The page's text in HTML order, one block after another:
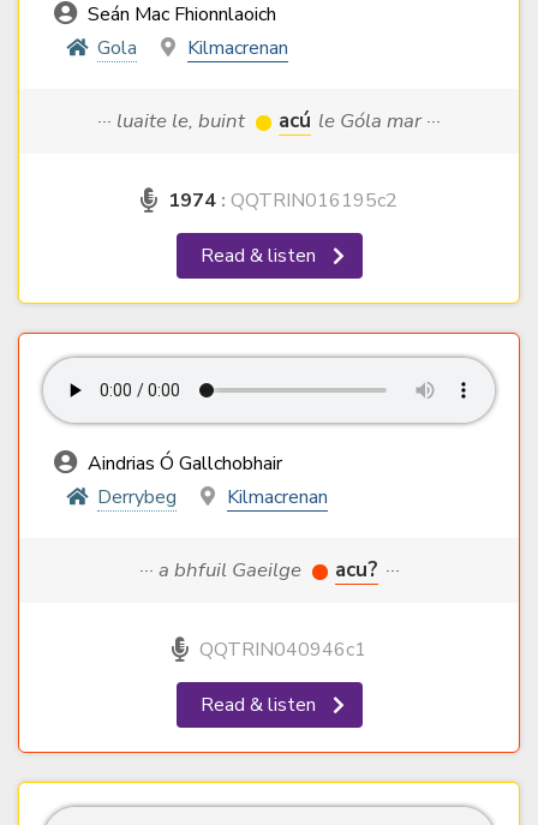
Seán Mac Fhionnlaoich
Gola
Kilmacrenan
··· luaite le, buint acú le Góla mar ···
1974 : QQTRIN016195c2
Read & listen
Aindrias Ó Gallchobhair
Derrybeg
Kilmacrenan
··· a bhfuil Gaeilge acu? ···
QQTRIN040946c1
Read & listen